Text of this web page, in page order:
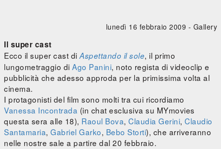
lunedì 16 febbraio 2009 - Gallery
Il super cast
Ecco il super cast di Aspettando il sole, il primo
lungometraggio di Ago Panini, noto regista di videoclip e
pubblicità che adesso approda per la primissima volta al
cinema.
I protagonisti del film sono molti tra cui ricordiamo
Vanessa Incontrada (in chat esclusiva su MYmovies
questa sera alle 18), Raoul Bova, Claudia Gerini, Claudio
Santamaria, Gabriel Garko, Bebo Storti), che arriveranno
nelle nostre sale a partire dal 20 febbraio.